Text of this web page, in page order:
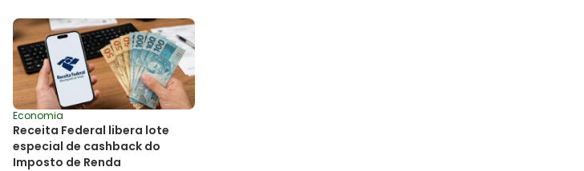
Economia
Receita Federal libera lote
especial de cashback do
Imposto de Renda